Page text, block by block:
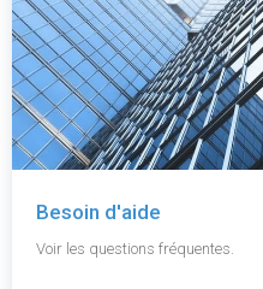
Besoin d'aide
Voir les questions fréquentes.